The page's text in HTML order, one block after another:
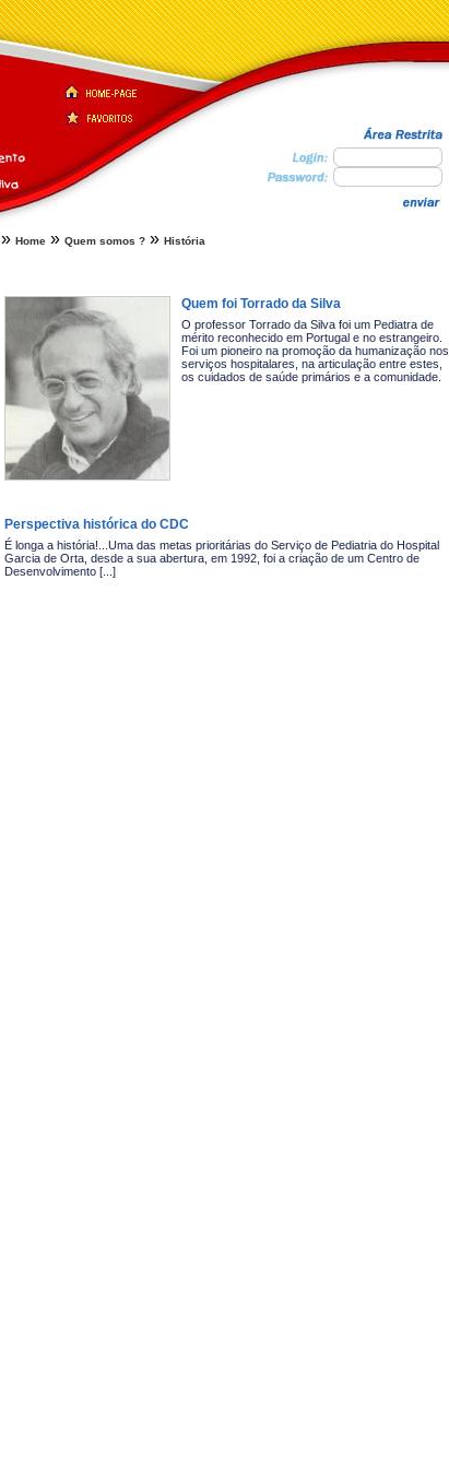
» Home » Quem somos ? » História
Quem foi Torrado da Silva
O professor Torrado da Silva foi um Pediatra de
mérito reconhecido em Portugal e no estrangeiro.
Foi um pioneiro na promoção da humanização nos
serviços hospitalares, na articulação entre estes,
os cuidados de saúde primários e a comunidade.
Perspectiva histórica do CDC
É longa a história!...Uma das metas prioritárias do Serviço de Pediatria do Hospital
Garcia de Orta, desde a sua abertura, em 1992, foi a criação de um Centro de
Desenvolvimento [...]